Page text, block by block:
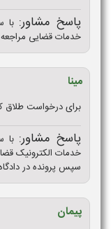
پاسخ مشاور: با
خدمات قضایی
مینا
برای درخواست طلاق
پاسخ مشاور: با
خدمات الکترونیک
سپس پرونده در
پیمان